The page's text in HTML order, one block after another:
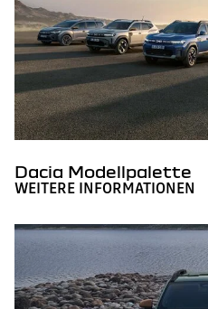
Dacia Modellpalette
WEITERE INFORMATIONEN